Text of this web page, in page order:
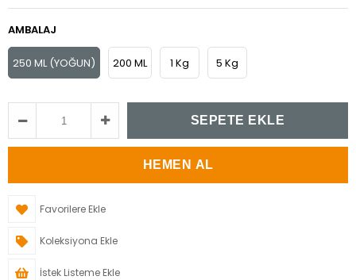
AMBALAJ
250 ML (YOĞUN) 200 ML 1 Kg 5 Kg
Favorilere Ekle
Koleksiyona Ekle
İstek Listeme Ekle